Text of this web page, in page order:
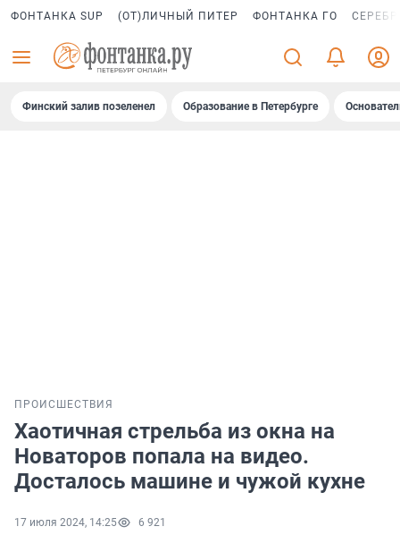
ФОНТАНКА SUP (ОТ)ЛИЧНЫЙ ПИТЕР ФОНТАНКА ГО
Финский залив позеленел Образование в Петербурге
ПРОИСШЕСТВИЯ
Хаотичная стрельба из окна на
Новаторов попала на видео.
Досталось машине и чужой кухне
17 июля 2024, 14:25 6 921